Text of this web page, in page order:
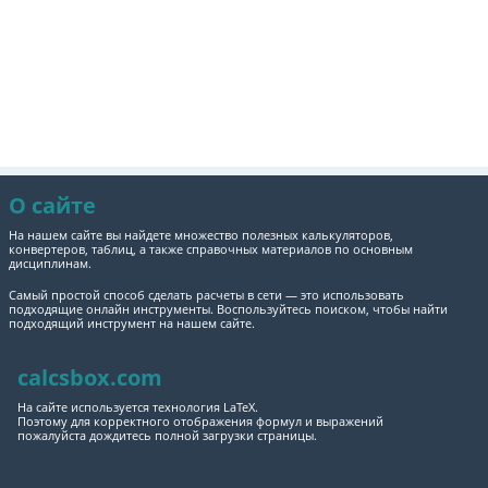
О сайте
На нашем сайте вы найдете множество полезных калькуляторов,
конвертеров, таблиц, а также справочных материалов по основным
дисциплинам.
Самый простой способ сделать расчеты в сети — это использовать
подходящие онлайн инструменты. Воспользуйтесь поиском, чтобы найти
подходящий инструмент на нашем сайте.
calcsbox.com
На сайте используется технология LaTeX.
Поэтому для корректного отображения формул и выражений
пожалуйста дождитесь полной загрузки страницы.